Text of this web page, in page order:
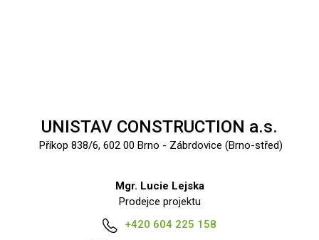
UNISTAV CONSTRUCTION a.s.
Příkop 838/6, 602 00 Brno - Zábrdovice (Brno-střed)
Mgr. Lucie Lejska
Prodejce projektu
+420 604 225 158